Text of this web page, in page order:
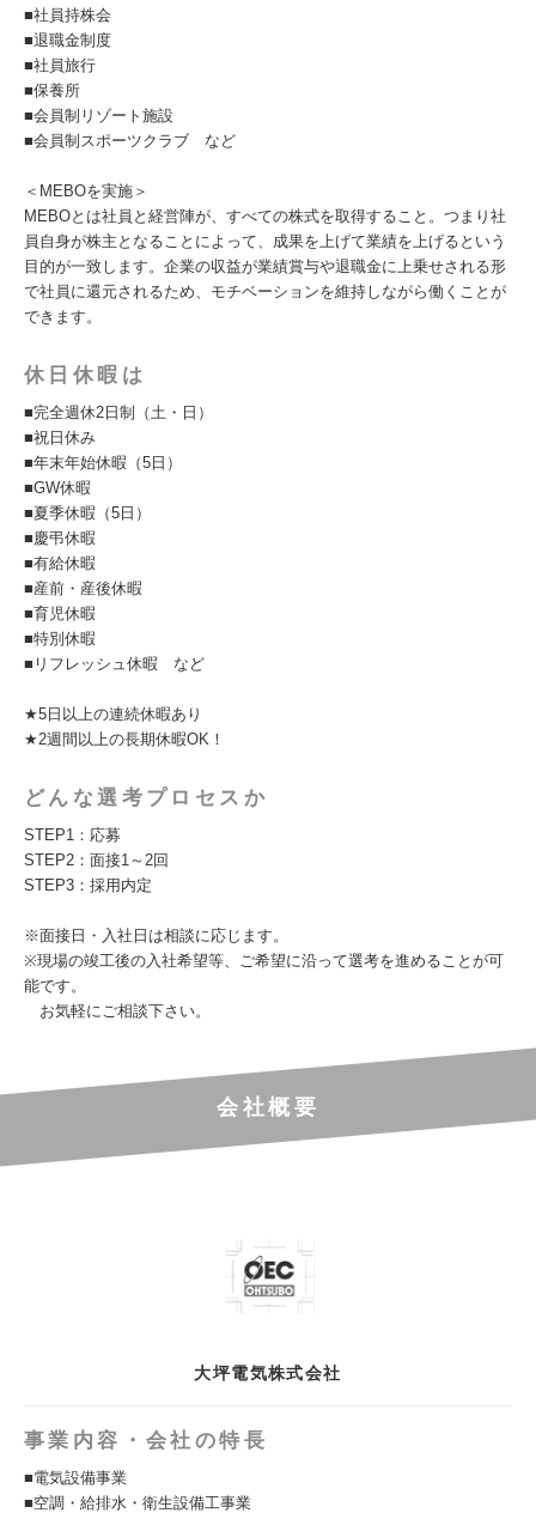
■社員持株会
■退職金制度
■社員旅行
■保養所
■会員制リゾート施設
■会員制スポーツクラブ など
＜MEBOを実施＞
MEBOとは社員と経営陣が、すべての株式を取得すること。つまり社
員自身が株主となることによって、成果を上げて業績を上げるという
目的が一致します。企業の収益が業績賞与や退職金に上乗せされる形
で社員に還元されるため、モチベーションを維持しながら働くことが
できます。
休日休暇は
■完全週休2日制（土・日）
■祝日休み
■年末年始休暇（5日）
■GW休暇
■夏季休暇（5日）
■慶弔休暇
■有給休暇
■産前・産後休暇
■育児休暇
■特別休暇
■リフレッシュ休暇 など
★5日以上の連続休暇あり
★2週間以上の長期休暇OK！
どんな選考プロセスか
STEP1：応募
STEP2：面接1～2回
STEP3：採用内定
※面接日・入社日は相談に応じます。
※現場の竣工後の入社希望等、ご希望に沿って選考を進めることが可
能です。
お気軽にご相談下さい。
会社概要
大坪電気株式会社
事業内容・会社の特長
■電気設備事業
■空調・給排水・衛生設備工事業